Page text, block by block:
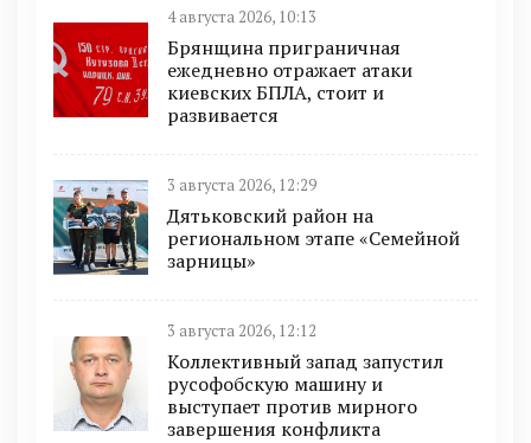
4 августа 2026, 10:13
Брянщина приграничная
ежедневно отражает атаки
киевских БПЛА, стоит и
развивается
3 августа 2026, 12:29
Дятьковский район на
региональном этапе «Семейной
зарницы»
3 августа 2026, 12:12
Коллективный запад запустил
русофобскую машину и
выступает против мирного
завершения конфликта